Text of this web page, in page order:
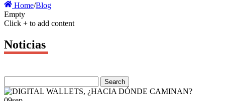
Home/Blog
Empty
Click + to add content
Noticias